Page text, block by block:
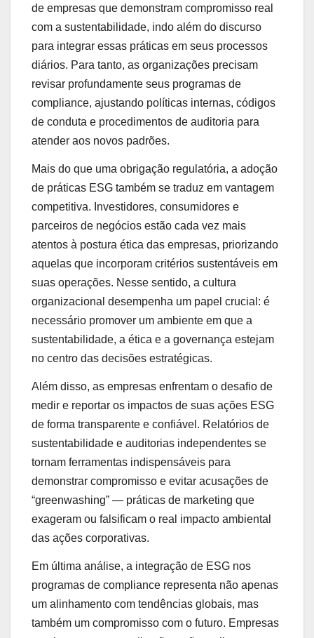
de empresas que demonstram compromisso real
com a sustentabilidade, indo além do discurso
para integrar essas práticas em seus processos
diários. Para tanto, as organizações precisam
revisar profundamente seus programas de
compliance, ajustando políticas internas, códigos
de conduta e procedimentos de auditoria para
atender aos novos padrões.
Mais do que uma obrigação regulatória, a adoção
de práticas ESG também se traduz em vantagem
competitiva. Investidores, consumidores e
parceiros de negócios estão cada vez mais
atentos à postura ética das empresas, priorizando
aquelas que incorporam critérios sustentáveis em
suas operações. Nesse sentido, a cultura
organizacional desempenha um papel crucial: é
necessário promover um ambiente em que a
sustentabilidade, a ética e a governança estejam
no centro das decisões estratégicas.
Além disso, as empresas enfrentam o desafio de
medir e reportar os impactos de suas ações ESG
de forma transparente e confiável. Relatórios de
sustentabilidade e auditorias independentes se
tornam ferramentas indispensáveis para
demonstrar compromisso e evitar acusações de
“greenwashing” — práticas de marketing que
exageram ou falsificam o real impacto ambiental
das ações corporativas.
Em última análise, a integração de ESG nos
programas de compliance representa não apenas
um alinhamento com tendências globais, mas
também um compromisso com o futuro. Empresas